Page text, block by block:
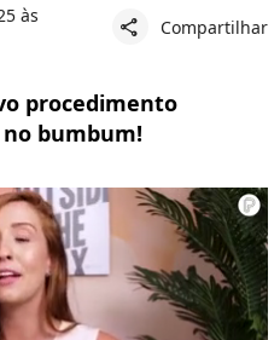
às
share Compartilhar
procedimento
bumbum!